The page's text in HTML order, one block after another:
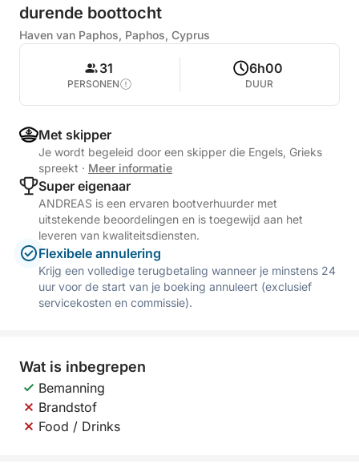
durende boottocht
Haven van Paphos, Paphos, Cyprus
31
PERSONEN
6h00
DUUR
Met skipper
Je wordt begeleid door een skipper die Engels, Grieks
spreekt · Meer informatie
Super eigenaar
ANDREAS is een ervaren bootverhuurder met
uitstekende beoordelingen en is toegewijd aan het
leveren van kwaliteitsdiensten.
Flexibele annulering
Krijg een volledige terugbetaling wanneer je minstens 24
uur voor de start van je boeking annuleert (exclusief
servicekosten en commissie).
Wat is inbegrepen
Bemanning
Brandstof
Food / Drinks